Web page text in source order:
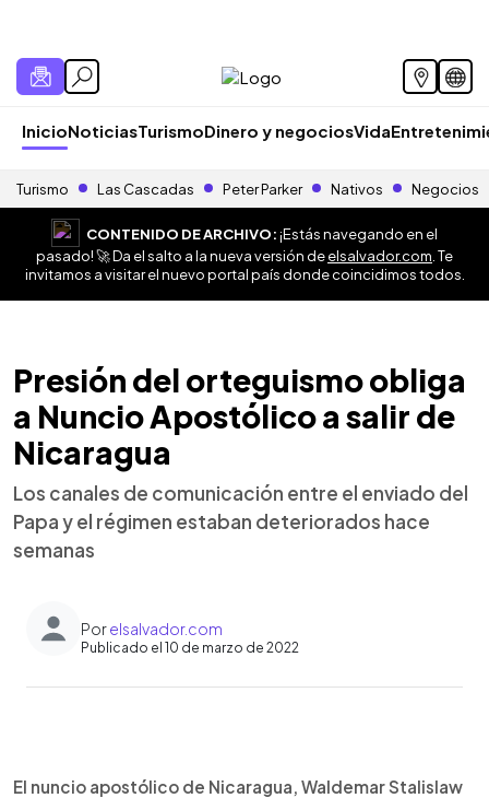
InicioNoticiasTurismoDinero y negociosVida
Turismo Las Cascadas Peter Parker Nativos Negocios
CONTENIDO DE ARCHIVO:¡Estás navegando en el
pasado! 🚀 Da el salto a la nueva versión deelsalvador.com . Te
invitamos a visitar el nuevo portal país donde coincidimos todos.
Presión del orteguismo obliga
a Nuncio Apostólico a salir de
Nicaragua
Los canales de comunicación entre el enviado del
Papa y el régimen estaban deteriorados hace
semanas
Porelsalvador.com
Publicado el 10 de marzo de 2022
► Escuchar artículo
El nuncio apostólico de Nicaragua, Waldemar Stalislaw